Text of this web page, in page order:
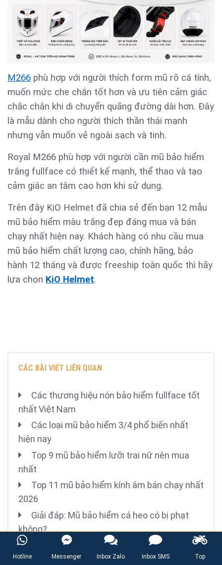
M266 phù hợp với người thích form mũ rõ cá tính,
muốn mức che chắn tốt hơn và ưu tiên cảm giác
chắc chắn khi di chuyển quãng đường dài hơn. Đây
là mẫu dành cho người thích thần thái mạnh
nhưng vẫn muốn vẻ ngoài sạch và tinh.
Royal M266 phù hợp với người cần mũ bảo hiểm
trắng fullface có thiết kế mạnh, thể thao và tạo
cảm giác an tâm cao hơn khi sử dụng.
Trên đây KiO Helmet đã chia sẻ đến bạn 12 mẫu
mũ bảo hiểm màu trắng đẹp đáng mua và bán
chạy nhất hiện nay. Khách hàng có nhu cầu mua
mũ bảo hiểm chất lượng cao, chính hãng, bảo
hành 12 tháng và được freeship toàn quốc thì hãy
lựa chọn KiO Helmet.
CÁC BÀI VIẾT LIÊN QUAN
Các thương hiệu nón bảo hiểm fullface tốt
nhất Việt Nam
Các loại mũ bảo hiểm 3/4 phổ biến nhất
hiện nay
Top 9 mũ bảo hiểm lưỡi trai nữ nên mua
nhất
Top 11 mũ bảo hiểm kính âm bán chạy nhất
2026
Giải đáp: Mũ bảo hiểm cá heo có bị phạt
không?
Hotline:0903791566
Hotline Messenger Inbox Zalo Inbox SMS Top